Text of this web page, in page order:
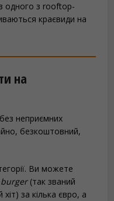
одного з rooftop-
краєвиди на
на
неприємних
безкоштовний,
Ви можете
burger(так званий
за кілька євро, а